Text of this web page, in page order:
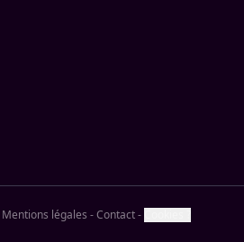
Mentions légales -Contact-